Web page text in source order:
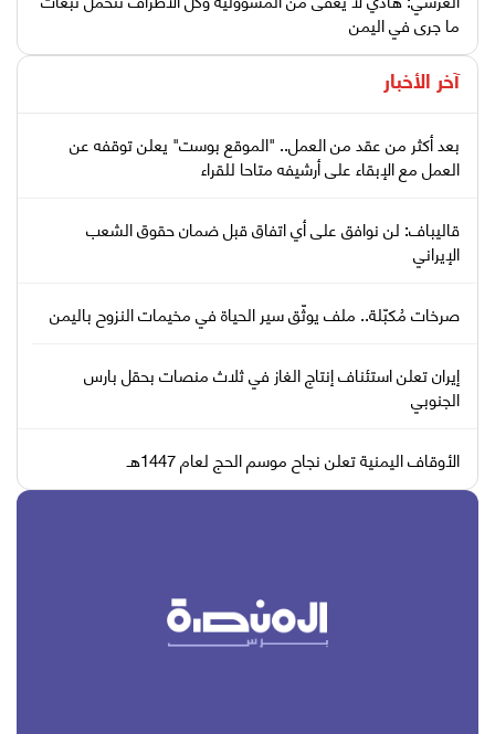
ما جرى في اليمن
آخر الأخبار
بعد أكثر من عقد من العمل.. "الموقع بوست" يعلن توقفه عن
العمل مع الإبقاء على أرشيفه متاحا للقراء
قاليباف: لن نوافق على أي اتفاق قبل ضمان حقوق الشعب
الإيراني
صرخات مُكبّلة.. ملف يوثّق سير الحياة في مخيمات النزوح باليمن
إيران تعلن استئناف إنتاج الغاز في ثلاث منصات بحقل بارس
الجنوبي
الأوقاف اليمنية تعلن نجاح موسم الحج لعام 1447هـ